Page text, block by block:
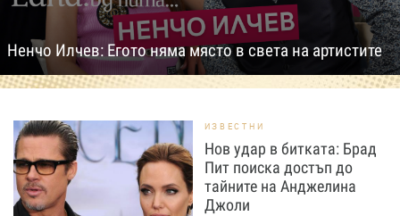
Ненчо Илчев: Егото няма място в света на артистите
ИЗВЕСТНИ
Нов удар в битката: Брад
Пит поиска достъп до
тайните на Анджелина
Джоли